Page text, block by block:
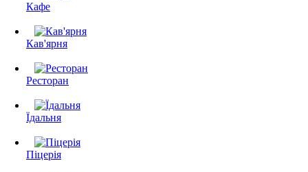
Кафе
Кав'ярня
Ресторан
Їдальня
Піцерія